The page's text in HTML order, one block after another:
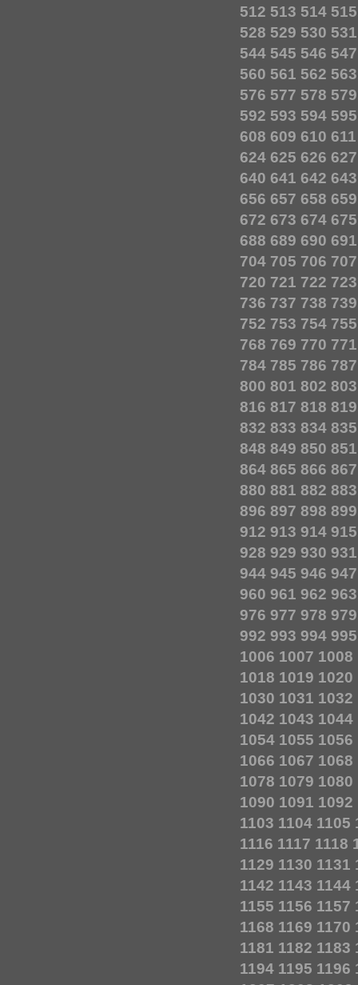
512 513 514 515
528 529 530 531
544 545 546 547
560 561 562 563
576 577 578 579
592 593 594 595
608 609 610 611
624 625 626 627
640 641 642 643
656 657 658 659
672 673 674 675
688 689 690 691
704 705 706 707
720 721 722 723
736 737 738 739
752 753 754 755
768 769 770 771
784 785 786 787
800 801 802 803
816 817 818 819
832 833 834 835
848 849 850 851
864 865 866 867
880 881 882 883
896 897 898 899
912 913 914 915
928 929 930 931
944 945 946 947
960 961 962 963
976 977 978 979
992 993 994 995
1006 1007 1008
1018 1019 1020
1030 1031 1032
1042 1043 1044
1054 1055 1056
1066 1067 1068
1078 1079 1080
1090 1091 1092
1103 1104 1105
1116 1117 1118
1129 1130 1131
1142 1143 1144
1155 1156 1157
1168 1169 1170
1181 1182 1183
1194 1195 1196